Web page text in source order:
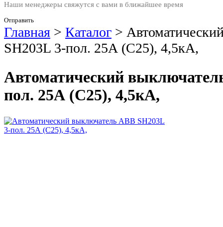
Наши менеджеры свяжутся с вами в ближайшее время
Отправить
Главная > Каталог >
SH203L 3-пол. 25А (C25), 4,5кА,
Автоматический
пол. 25А (C25), 4,5кА,